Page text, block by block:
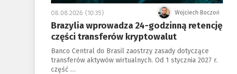
Wojciech Boczoń
08.08.2026 (10:35)
Brazylia wprowadza 24-godzinną retencję
części transferów kryptowalut
Banco Central do Brasil zaostrzy zasady dotyczące
transferów aktywów wirtualnych. Od 1 stycznia 2027 r.
część …